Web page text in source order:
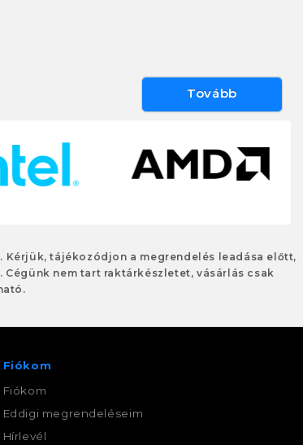
Tovább
tájékozódjon a megrendelés leadása előtt,
nem tart raktárkészletet, vásárlás csak
Fiókom
Fiókom
Eddigi megrendeléseim
Hírlevél